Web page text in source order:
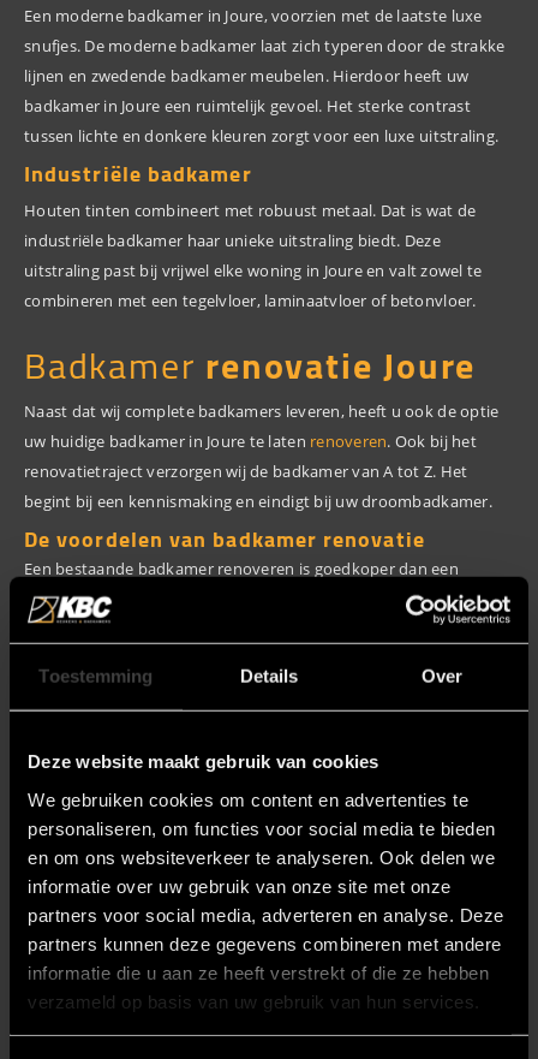
Toestemming Details Over
Deze website maakt gebruik van cookies
We gebruiken cookies om content en advertenties te
personaliseren, om functies voor social media te bieden
en om ons websiteverkeer te analyseren. Ook delen we
informatie over uw gebruik van onze site met onze
partners voor social media, adverteren en analyse. Deze
partners kunnen deze gegevens combineren met andere
informatie die u aan ze heeft verstrekt of die ze hebben
verzameld op basis van uw gebruik van hun services.
Een moderne badkamer in Joure, voorzien met de laatste luxe
snufjes. De moderne badkamer laat zich typeren door de strakke
lijnen en zwedende badkamer meubelen. Hierdoor heeft uw
badkamer in Joure een ruimtelijk gevoel. Het sterke contrast
tussen lichte en donkere kleuren zorgt voor een luxe uitstraling.
Industriële badkamer
Houten tinten combineert met robuust metaal. Dat is wat de
industriële badkamer haar unieke uitstraling biedt. Deze
uitstraling past bij vrijwel elke woning in Joure en valt zowel te
combineren met een tegelvloer, laminaatvloer of betonvloer.
Badkamerrenovatie Joure
Naast dat wij complete badkamers leveren, heeft u ook de optie
uw huidige badkamer in Joure te laten renoveren. Ook bij het
renovatietraject verzorgen wij de badkamer van A tot Z. Het
begint bij een kennismaking en eindigt bij uw droombadkamer.
De voordelen van badkamer renovatie
Een bestaande badkamer renoveren is goedkoper dan een
compleet nieuwe aanschaffen. Maar hiernaast hangen er nog veel
meer voordelen aan een badkamer renovatie, namelijk:
De duur van een renovatie is korter dan de plaatsing van een
Het uiterlijk van uw badkamer kan door enkele ‘simpele’
U bepaalt zelf welke onderdelen er vervangen worden, zo heeft
u zelf de kosten in de hand.
Wellnessmogelijkheden
Dat een badkamer een plek van rust kan zijn ervaart u zelf. Een
plaats als Joure kan nogal druk zijn, wij bieden dan ook de
mogelijkheid omwellnessopties toe te voegen aan uw badkamer.
Zo kunt u heerlijk ontspanning in uw eigen badkamer. Onder deze